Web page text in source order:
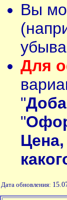
Вы
Для
"
"
Дата обновления: